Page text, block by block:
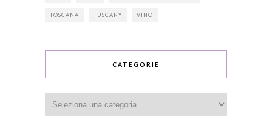
TOSCANA TUSCANY VINO
CATEGORIE